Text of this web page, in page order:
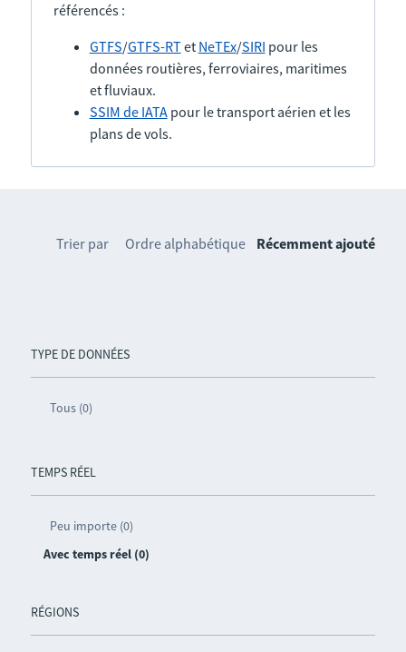
référencés :
GTFS/GTFS-RTet NeTEx/SIRI pour les
données routières, ferroviaires, maritimes
et fluviaux.
SSIM de IATApour le transport aérien et les
plans de vols.
TYPE DE DONNÉES
Tous (0)
TEMPS RÉEL
Peu importe (0)
Avec temps réel (0)
RÉGIONS
Trier par Ordre alphabétique Récemment ajouté